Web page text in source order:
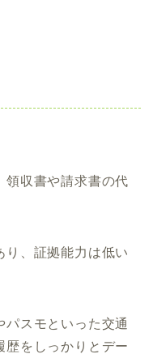
領収書や請求書の代
り、証拠能力は低い
パスモといった交通
歴をしっかりとデー